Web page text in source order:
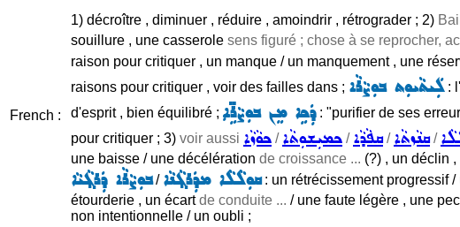
French :
1) décroître , diminuer , réduire , amoindrir , rétrograder ; 2)
souillure , une casserole sens figuré ; chose à se reprocher,
raison pour critiquer , un manque / un manquement , une
raisons pour critiquer , voir des failles dans ; ܠܲܝܬܵܝܘܼܬ ܒܘܼܨܵܪܵܐ:
d'esprit , bien équilibré ; ܲܕܲܟܹܐ ܡܸܢ ܒܘܼܨܵܪܹ̈ܐ: "purifier de ses
pour critiquer ; 3) voir aussi ܟܘܵܙܵܐ /ܟܡܝܼܫܘܼܬܵܐ /ܩܦܵܕܵܐ/ܩܢܵܙܬܵܐ/
une baisse / une décélération de croissance ... (?) , un déclin
ܒܘܼܨܵܪܵܐ ܕܲܪܓ݂ܵܝܵܐ/ ܩܘܼܠܵܠܵܐ ܡܕܲܪܓ݂ܵܢܵܐ: un rétrécissement progressif
étourderie , un écartde conduite ... / une faute légère , une
non intentionnelle / un oubli ;